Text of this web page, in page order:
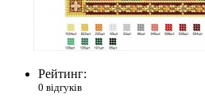
Рейтинг:
0 відгуків